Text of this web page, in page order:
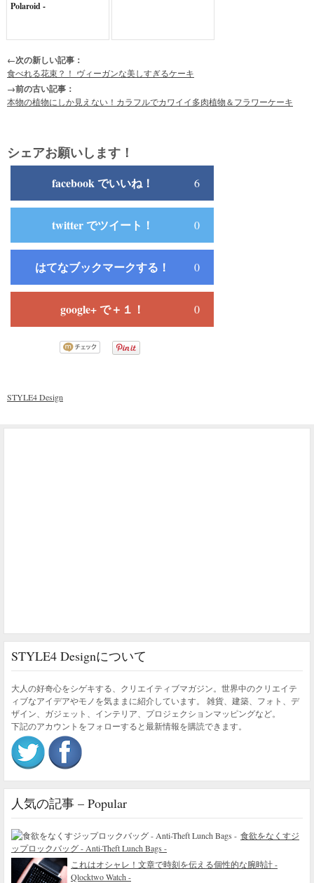
Polaroid -
←次の新しい記事：
食べれる花束？！ ヴィーガンな美しすぎるケーキ
→前の古い記事：
本物の植物にしか見えない！カラフルでカワイイ多肉植物＆フラワーケーキ
シェアお願いします！
facebook でいいね！ 6
twitter でツイート！ 0
はてなブックマークする！ 0
google+ で＋１！ 0
STYLE4 Design
STYLE4 Designについて
大人の好奇心をシゲキする、クリエイティブマガジン。世界中のクリエイテ
ィブなアイデアやモノを気ままに紹介しています。 雑貨、建築、フォト、デ
ザイン、ガジェット、インテリア、プロジェクションマッピングなど。
下記のアカウントをフォローすると最新情報を購読できます。
人気の記事 – Popular
食欲をなくすジ
ップロックバッグ - Anti-Theft Lunch Bags -
これはオシャレ！文章で時刻を伝える個性的な腕時計 -
Qlocktwo Watch -